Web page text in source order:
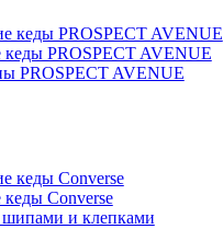
кеды PROSPECT AVENUE
кеды PROSPECT AVENUE
PROSPECT AVENUE
кеды Converse
кеды Converse
шипами и клепками